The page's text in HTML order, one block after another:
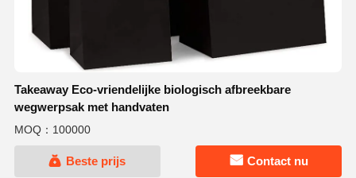
Takeaway Eco-vriendelijke biologisch afbreekbare
wegwerpsak met handvaten
MOQ：100000
Beste prijs Contact nu